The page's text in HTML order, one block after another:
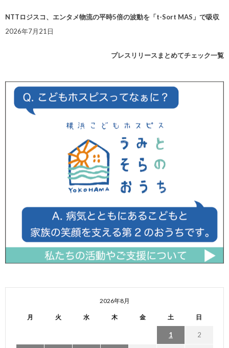
NTTロジスコ、エンタメ物流の平時5倍の波動を「t-Sort MAS」で吸収
2026年7月21日
プレスリリースまとめてチェック一覧
2026年8月
月 火 水 木 金 土 日
1 2